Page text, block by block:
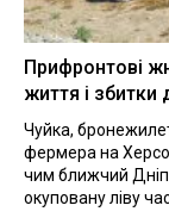
Прифронтові
життя і збитки
Чуйка,
фермера на
чим ближчий
окуповану ліву